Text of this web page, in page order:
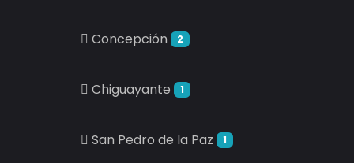
Concepción 2
Chiguayante 1
San Pedro de la Paz 1